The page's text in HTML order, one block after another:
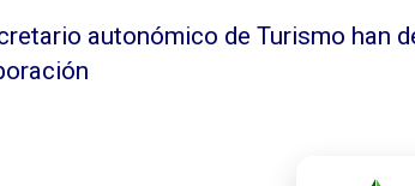
autonómico de Turismo han